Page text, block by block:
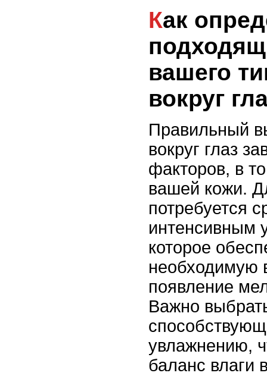
Как определить
вашего
вокруг
Правильный
вокруг глаз
факторов, в
вашей кожи.
потребуется
интенсивным
которое
необходимую
появление
Важно
увлажнению,
баланс влаги